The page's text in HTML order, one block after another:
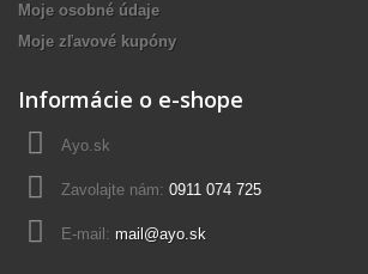
Moje osobné údaje
Moje zľavové kupóny
Informácie o e-shope
Ayo.sk
Zavolajte nám: 0911 074 725
E-mail: mail@ayo.sk